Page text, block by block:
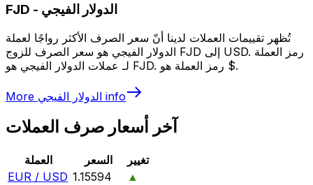
FJD - الدولار الفيجي
تُظهر تقييمات العملات لدينا أنّ سعر الصرف الأكثر رواجًا لعملة
الدولار الفيجي هو سعر الصرف للزوج FJD إلى USD. رمز العملة
لـ عملات الدولار الفيجي هو FJD. رمز العملة هو $.
More الدولار الفيجي info
آخر أسعار صرف العملات
العملة السعر
تغيير
EUR / USD 1.15594
▲